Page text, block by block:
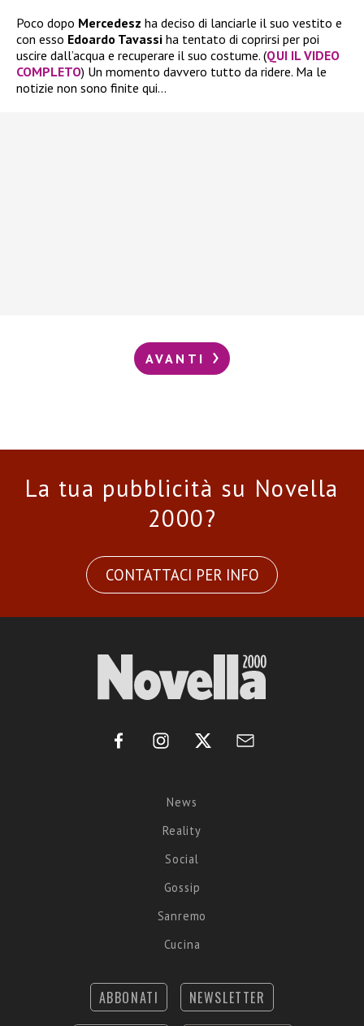
Poco dopo Mercedesz ha deciso di lanciarle il suo vestito e
con esso Edoardo Tavassi ha tentato di coprirsi per poi
uscire dall’acqua e recuperare il suo costume. (QUI IL VIDEO
COMPLETO) Un momento davvero tutto da ridere. Ma le
notizie non sono finite qui…
AVANTI
La tua pubblicità su Novella
2000?
CONTATTACI PER INFO
News
Reality
Social
Gossip
Sanremo
Cucina
ABBONATI NEWSLETTER